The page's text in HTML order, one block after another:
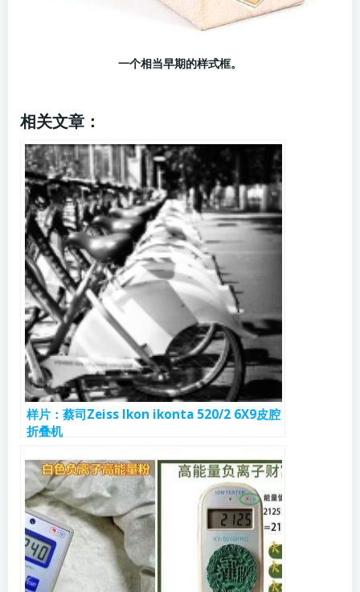
一个相当早期的样式框。
相关文章：
样片：蔡司Zeiss Ikon ikonta 520/2 6X9皮腔
折叠机